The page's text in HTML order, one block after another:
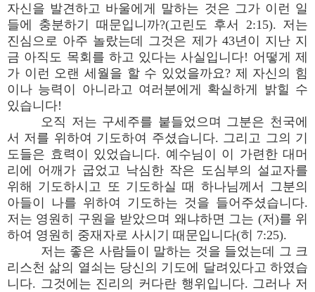
자신을 발견하고 바울에게 말하는 것은 그가 이런 일
들에 충분하기 때문입니까?(고린도 후서 2:15). 저는
진심으로 아주 놀랐는데 그것은 제가 43년이 지난 지
금 아직도 목회를 하고 있다는 사실입니다! 어떻게 제
가 이런 오랜 세월을 할 수 있었을까요? 제 자신의 힘
이나 능력이 아니라고 여러분에게 확실하게 밝힐 수
있습니다!
오직 저는 구세주를 붙들었으며 그분은 천국에
서 저를 위하여 기도하여 주셨습니다. 그리고 그의 기
도들은 효력이 있었습니다. 예수님이 이 가련한 대머
리에 어깨가 굽었고 낙심한 작은 도심부의 설교자를
위해 기도하시고 또 기도하실 때 하나님께서 그분의
아들이 나를 위하여 기도하는 것을 들어주셨습니다.
저는 영원히 구원을 받았으며 왜냐하면 그는 (저)를 위
하여 영원히 중재자로 사시기 때문입니다(히 7:25).
저는 좋은 사람들이 말하는 것을 들었는데 그 크
리스천 삶의 열쇠는 당신의 기도에 달려있다고 하였습
니다. 그것에는 진리의 커다란 행위입니다. 그러나 저